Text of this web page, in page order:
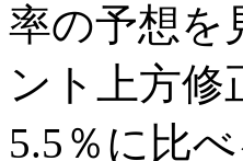
率の予想を
ント上方修
5.5％に比